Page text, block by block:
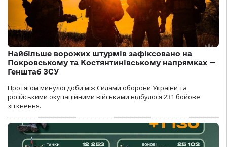
Найбільше ворожих штурмів зафіксовано на
Покровському та Костянтинівському напрямках —
Генштаб ЗСУ
Протягом минулої доби між Силами оборони України та
російськими окупаційними військами відбулося 231 бойове
зіткнення.